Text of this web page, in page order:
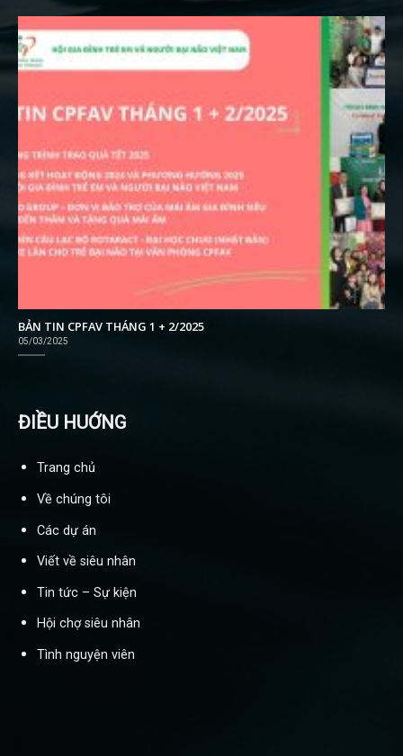
BẢN TIN CPFAV THÁNG 1 + 2/2025
05/03/2025
ĐIỀU HUỚNG
Trang chủ
Về chúng tôi
Các dự án
Viết về siêu nhân
Tin tức – Sự kiện
Hội chợ siêu nhân
Tình nguyện viên